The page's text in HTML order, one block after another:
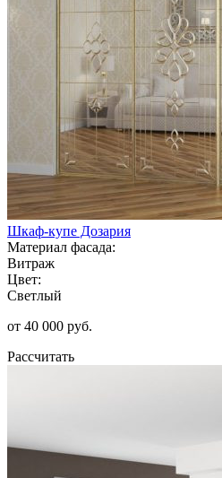
Шкаф-купе Дозария
Материал фасада:
Витраж
Цвет:
Светлый
от 40 000 руб.
Рассчитать